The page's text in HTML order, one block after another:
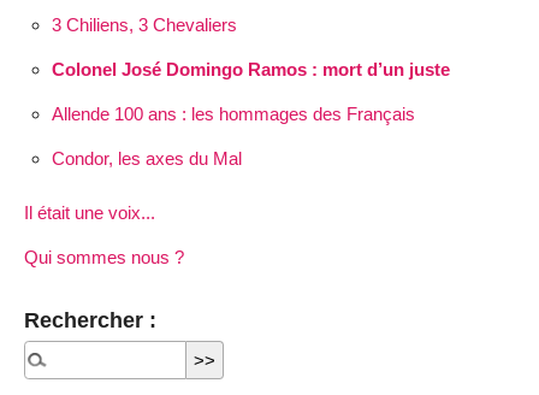
3 Chiliens, 3 Chevaliers
Colonel José Domingo Ramos : mort d’un juste
Allende 100 ans : les hommages des Français
Condor, les axes du Mal
Il était une voix...
Qui sommes nous ?
Rechercher :